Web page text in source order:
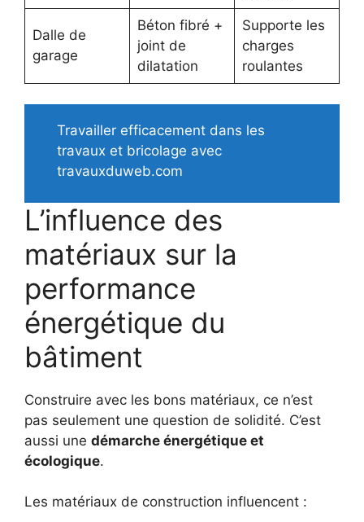
Dalle de
garage
Béton fibré +
joint de
dilatation
Supporte les
charges
roulantes
Travailler efficacement dans les
travaux et bricolage avec
travauxduweb.com
L’influence des
matériaux sur la
performance
énergétique du
bâtiment
Construire avec les bons matériaux, ce n’est
pas seulement une question de solidité. C’est
aussi une démarche énergétique et
écologique.
Les matériaux de construction influencent :